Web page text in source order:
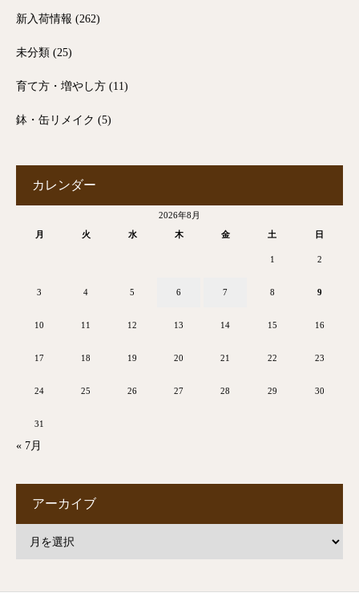
新入荷情報 (262)
未分類 (25)
育て方・増やし方 (11)
鉢・缶リメイク (5)
カレンダー
2026年8月
月
火 水 木 金 土 日
1 2
3 4 5 6 7 8 9
10 11 12 13 14 15 16
17 18 19 20 21 22 23
24 25 26 27 28 29 30
31
« 7月
アーカイブ